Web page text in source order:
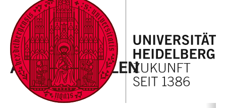
LINKS
ZUR
BARRIEREFREIHEIT
ZUM
HAUPTINHALT
HAUPTNAVIGATION
ÖFFNEN
WEBSEITENSUCHE
ÖFFNEN
CAMPUS KOMPASS
ANLAUFSTELLEN